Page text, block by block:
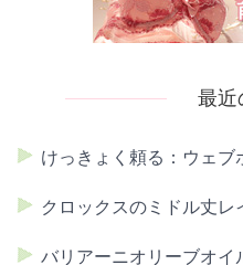
最近
けっきょく頼る：ウェブ
クロックスのミドル丈レ
バリアーニオリーブオイ